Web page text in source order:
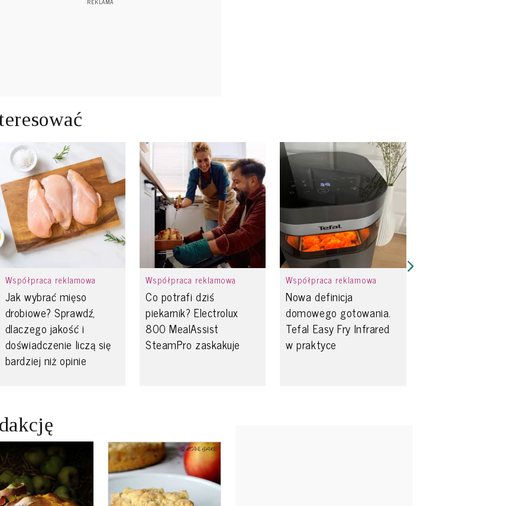
Współpraca reklamowa
Jak wybrać mięso
drobiowe? Sprawdź,
dlaczego jakość i
doświadczenie liczą się
bardziej niż opinie
Współpraca reklamowa
Co potrafi dziś
piekarnik? Electrolux
800 MealAssist
SteamPro zaskakuje
Współpraca reklamowa
Nowa definicja
domowego gotowania.
Tefal Easy Fry Infrared
w praktyce